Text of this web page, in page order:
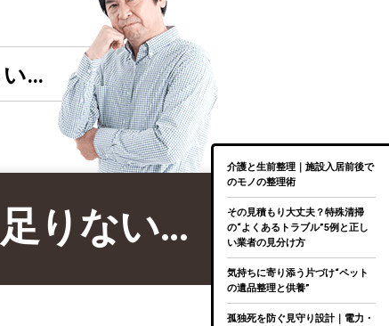
い…
りない…
介護と生前整理｜施設入居前後で
のモノの整理術
その見積もり大丈夫？特殊清掃
の“よくあるトラブル”5例と正し
い業者の見分け方
気持ちに寄り添う片づけ“ペット
の遺品整理と供養”
孤独死を防ぐ見守り設計｜電力・